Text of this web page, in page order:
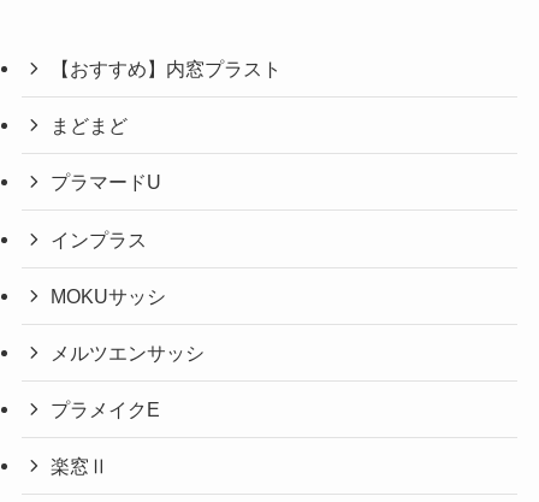
【おすすめ】内窓プラスト
まどまど
プラマードU
インプラス
MOKUサッシ
メルツエンサッシ
プラメイクE
楽窓Ⅱ